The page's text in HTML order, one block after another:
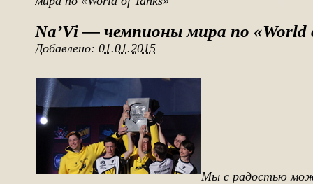
Na’Vi — чемпионы мира по «World
Добавлено: 01.01.2015
Мы с радостью